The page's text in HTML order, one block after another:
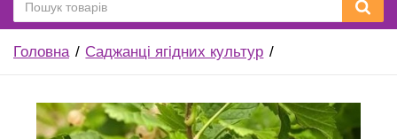
Головна Саджанці ягідних культур